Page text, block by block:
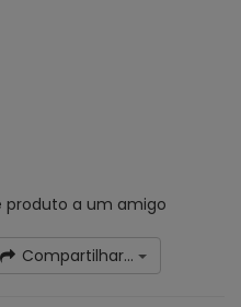
produto a um amigo
Compartilhar...